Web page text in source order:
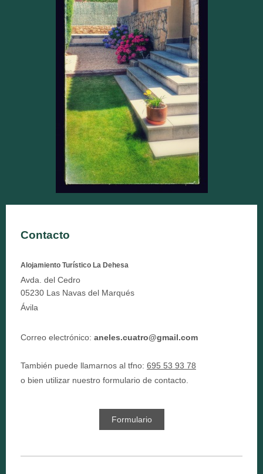
Contacto
Alojamiento Turístico La Dehesa
Avda. del Cedro
05230 Las Navas del Marqués
Ávila
Correo electrónico: aneles.cuatro@gmail.com
También puede llamarnos al tfno: 695 53 93 78
o bien utilizar nuestro formulario de contacto.
Formulario